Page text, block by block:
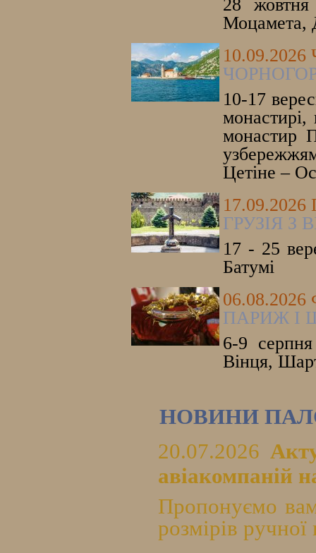
28
Моцамета,
10-17
монастирі,
монастир
Цетіне –
17.09.2026
ГРУЗІЯ З
17 - 25
Батумі
ПАРИЖ І
6-9
Вінця,
НОВИНИ
20.07.2026
авіакомпаній
Пропонуємо
розмірів